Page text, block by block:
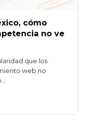
cómo
no ve
que los
web no